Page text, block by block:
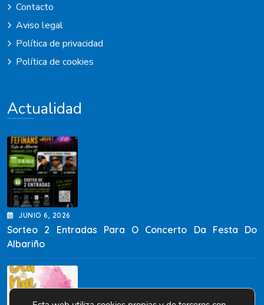
Contacto
Aviso legal
Política de privacidad
Política de cookies
Actualidad
JUNIO6, 2026
Sorteo 2 Entradas Para O Concerto Da Festa Do
Albariño